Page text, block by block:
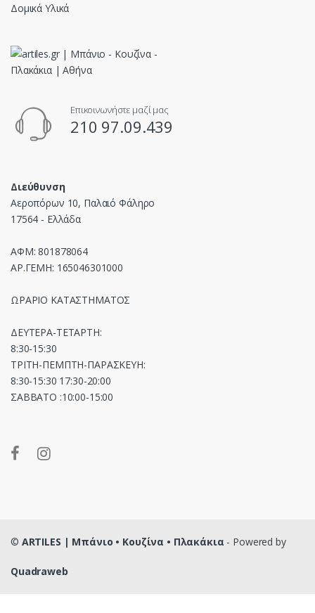
Δομικά Υλικά
Επικοινωνήστε μαζί μας
210 97.09.439
Διεύθυνση
Αεροπόρων 10, Παλαιό Φάληρο
17564 - Ελλάδα
ΑΦΜ: 801878064
ΑΡ.ΓΕΜΗ: 165046301000
ΩΡΑΡΙΟ ΚΑΤΑΣΤΗΜΑΤΟΣ
ΔΕΥΤΕΡΑ-ΤΕΤΑΡΤΗ:
8:30-15:30
ΤΡΙΤΗ-ΠΕΜΠΤΗ-ΠΑΡΑΣΚΕΥΗ:
8:30-15:30 17:30-20:00
ΣΑΒΒΑΤΟ :10:00-15:00
© ARTILES | Μπάνιο • Κουζίνα • Πλακάκια - Powered by
Quadraweb